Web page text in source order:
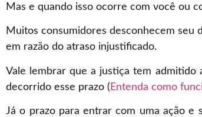
Mas e quando isso ocorre com você ou
Muitos consumidores desconhecem seu
em razão do atraso injustificado.
Vale lembrar que a justiça tem admitido
decorrido esse prazo ( Entenda como
Já o prazo para entrar com uma ação e